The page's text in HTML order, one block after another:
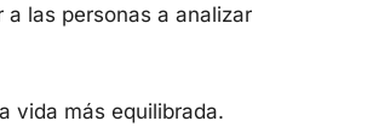
las personas a analizar
vida más equilibrada.